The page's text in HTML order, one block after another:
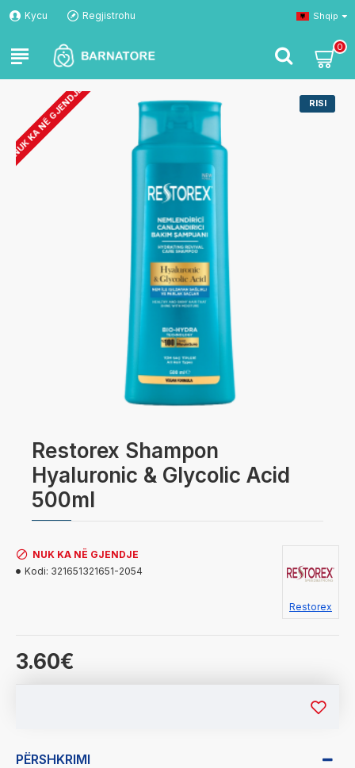
Kycu Regjistrohu Shqip
0
RISI
NUK KA NË GJENDJE
Restorex Shampon
Hyaluronic & Glycolic Acid
500ml
3.60€
NUK KA NË GJENDJE
Kodi: 321651321651-2054
Restorex
PËRSHKRIMI